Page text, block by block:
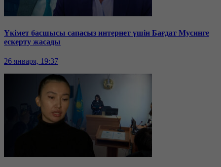
Үкімет басшысы сапасыз интернет үшін Бағдат Мусинге
ескерту жасады
26 января, 19:37